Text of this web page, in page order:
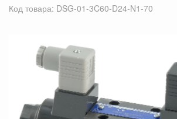
Код товара: DSG-01-3C60-D24-N1-70